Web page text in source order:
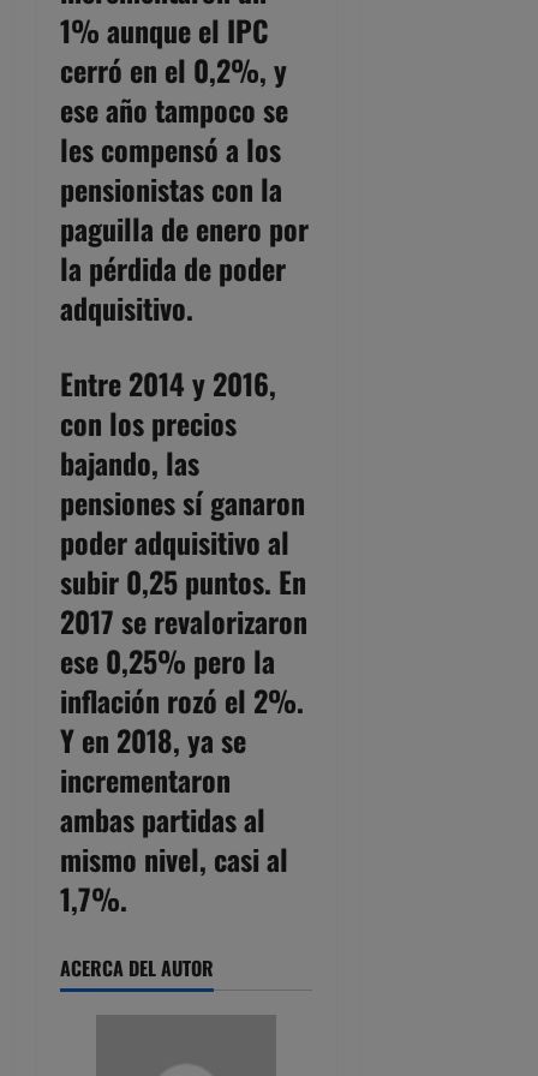
1% aunque el IPC
cerró en el 0,2%, y
ese año tampoco se
les compensó a los
pensionistas con la
paguilla de enero por
la pérdida de poder
adquisitivo.
Entre 2014 y 2016,
con los precios
bajando, las
pensiones sí ganaron
poder adquisitivo al
subir 0,25 puntos. En
2017 se revalorizaron
ese 0,25% pero la
inflación rozó el 2%.
Y en 2018, ya se
incrementaron
ambas partidas al
mismo nivel, casi al
1,7%.
ACERCA DEL AUTOR